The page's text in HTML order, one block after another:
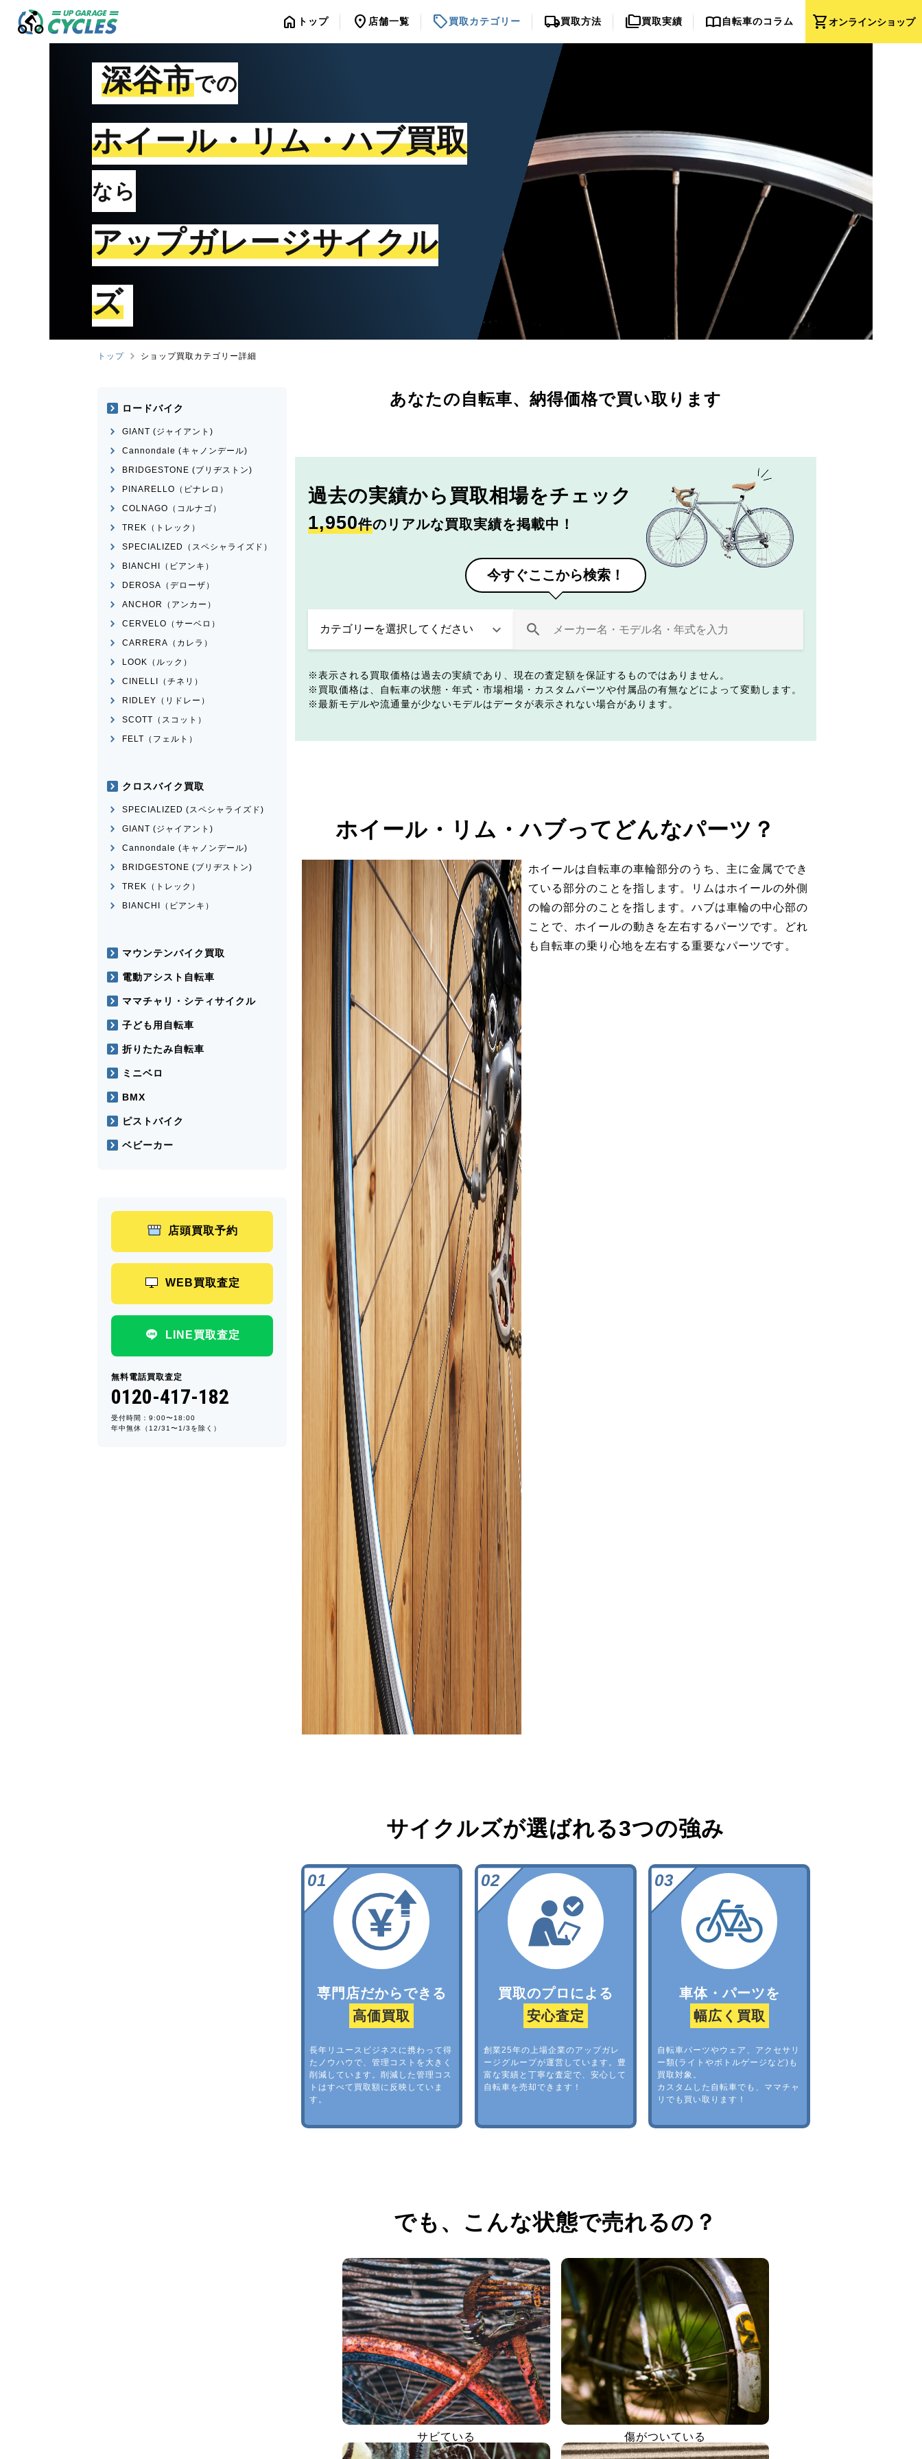
shopping_cartオンラインショップ
home トップ location_on 店舗一覧 sell買取カテゴリー local_shipping買取方法 folder_copy買取実績 import_contacts自転車のコラム
深谷市での
ホイール・リム・ハブ買取
なら
アップガレージサイクル
ズ
トップ ショップ買取カテゴリー詳細
あなたの自転車、 納得価格で買い取ります
過去の実績から 買取相場をチェック
1,950件のリアルな買取実績を掲載中！
今すぐここから検索！
表示される買取価格は過去の実績であり、現在の査定額を保証するものではありません。
買取価格は、自転車の状態・年式・市場相場・カスタムパーツや付属品の有無などによって変動します。
最新モデルや流通量が少ないモデルはデータが表示されない場合があります。
ホイール・リム・ハブってどんなパーツ？
ホイールは自転車の車輪部分のうち、主に金属ででき
ている部分のことを指します。リムはホイールの外側
の輪の部分のことを指します。ハブは車輪の中心部の
ことで、ホイールの動きを左右するパーツです。どれ
も自転車の乗り心地を左右する重要なパーツです。
サイクルズが選ばれる3つの強み
専門店だからできる
高価買取
長年リユースビジネスに携わって得
たノウハウで、管理コストを大きく
削減しています。削減した管理コス
トはすべて買取額に反映していま
す。
買取のプロによる
安心査定
創業25年の上場企業のアップガレ
ージグループが運営しています。豊
富な実績と丁寧な査定で、安心して
自転車を売却できます！
車体・パーツを
幅広く買取
自転車パーツやウェア、アクセサリ
ー類(ライトやボトルゲージなど)も
買取対象。
カスタムした自転車でも、ママチャ
リでも買い取ります！
でも、 こんな状態で売れるの？
サビている 傷がついている
ロードバイク
GIANT (ジャイアント)
Cannondale (キャノンデール)
BRIDGESTONE (ブリヂストン)
PINARELLO（ピナレロ）
COLNAGO（コルナゴ）
TREK（トレック）
SPECIALIZED（スペシャライズド）
BIANCHI（ビアンキ）
DEROSA（デローザ）
ANCHOR（アンカー）
CERVELO（サーベロ）
CARRERA（カレラ）
LOOK（ルック）
CINELLI（チネリ）
RIDLEY（リドレー）
SCOTT（スコット）
FELT（フェルト）
クロスバイク買取
SPECIALIZED (スペシャライズド)
GIANT (ジャイアント)
Cannondale (キャノンデール)
BRIDGESTONE (ブリヂストン)
TREK（トレック）
BIANCHI（ビアンキ）
マウンテンバイク買取
電動アシスト自転車
ママチャリ・シティサイクル
子ども用自転車
折りたたみ自転車
ミニベロ
BMX
ピストバイク
ベビーカー
店頭買取予約
WEB買取査定
LINE買取査定
無料電話買取査定
0120-417-182
受付時間：9:00〜18:00
年中無休（12/31〜1/3を除く）